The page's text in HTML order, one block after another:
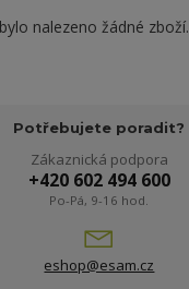
nalezeno žádné zboží.
Potřebujete poradit?
Zákaznická podpora
+420 602 494 600
Po-Pá, 9-16 hod.
eshop@esam.cz